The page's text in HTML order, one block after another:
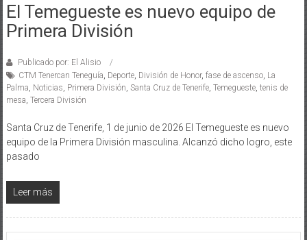
El Temegueste es nuevo equipo de
Primera División
Publicado por: El Alisio
CTM Tenercan Teneguía Deporte, División de Honor, fase de ascenso, La
Palma Noticias Primera División Santa Cruz de Tenerife, Temegueste, tenis de
mesa Tercera División
Santa Cruz de Tenerife, 1 de junio de 2026 El Temegueste es nuevo
equipo de la Primera División masculina. Alcanzó dicho logro, este
pasado
Leer más